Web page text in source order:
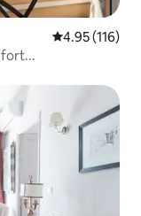
Calificación
4.95 (116)